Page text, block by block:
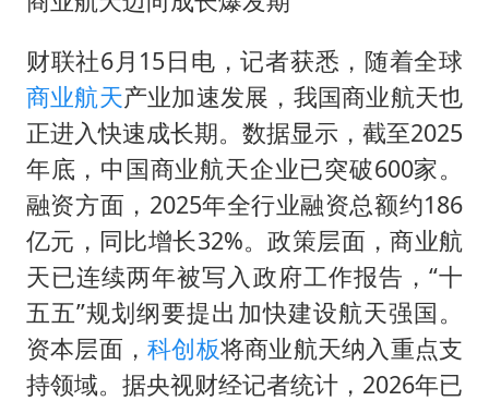
上海全力守护市民“菜篮子”
国足U17与阿森纳决赛取消 并列冠军
暑期研学游升温 在旅途中增长知识
白海豚北上或致京津冀暴雨
猫咪过火把节被抹成黑猫
宝妈给四胞胎取名平安喜乐
BLG经理辟谣Bin离队
总书记点赞的非遗苗绣焕发新生机
财联社6月15日电，记者获悉，随着全球
商业航天产业加速发展，我国商业航天也
正进入快速成长期。数据显示，截至2025
年底，中国商业航天企业已突破600家。
融资方面，2025年全行业融资总额约186
亿元，同比增长32%。政策层面，商业航
天已连续两年被写入政府工作报告，“十
五五”规划纲要提出加快建设航天强国。
资本层面，科创板将商业航天纳入重点支
持领域。据央视财经记者统计，2026年已